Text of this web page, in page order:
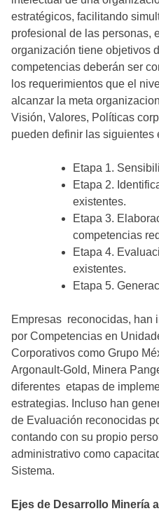
estratégicos, facilitando
profesional de las personas,
organización tiene objetivos
competencias deberán ser
los requerimientos que el
alcanzar la meta
Visión, Valores, Políticas
pueden definir las siguientes
Etapa 1.
Etapa 2.
existentes.
Etapa 3.
competencias
Etapa 4.
existentes.
Etapa 5.
Empresas reconocidas, han
por Competencias en
Corporativos como Grupo
Argonault-Gold, Minera
diferentes etapas de
estrategias. Incluso han
de Evaluación reconocidas
contando con su propio
administrativo como
Sistema.
Ejes de Desarrollo Minería